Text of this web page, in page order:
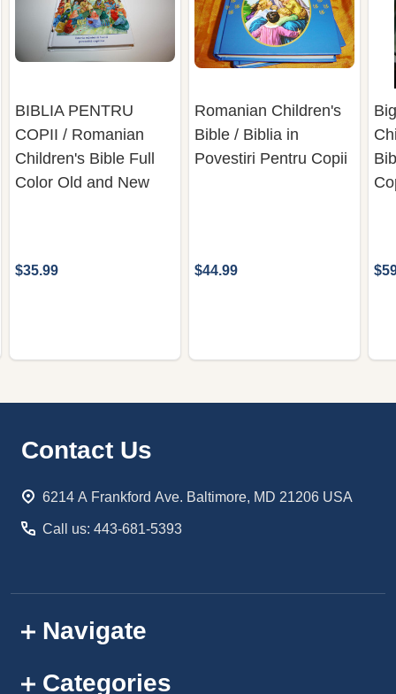
BIBLIA PENTRU
COPII / Romanian
Children's Bible Full
Color Old and New
$35.99
Romanian Children's
Bible / Biblia in
Povestiri Pentru Copii
$44.99
Footer
Contact Us
6214 A Frankford Ave. Baltimore, MD 21206 USA
Call us: 443-681-5393
Navigate
Categories